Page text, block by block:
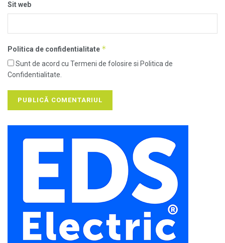
Sit web
Politica de confidentialitate *
Sunt de acord cu Termeni de folosire si Politica de
Confidentialitate.